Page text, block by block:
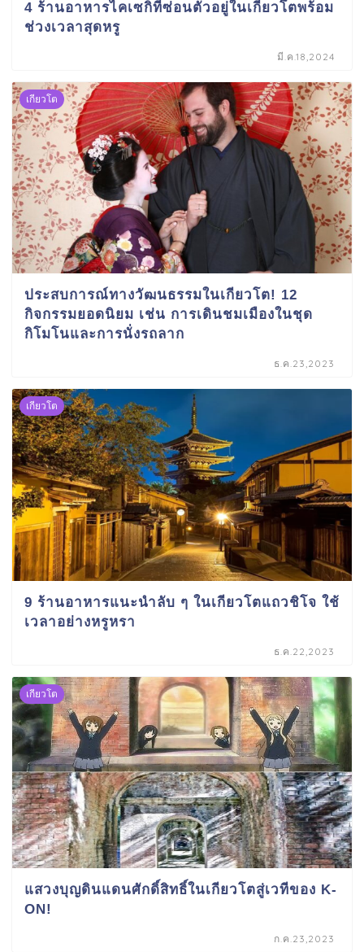
4 ร้านอาหารไคเซกิที่ซ่อนตัวอยู่ในเกียวโตพร้อม
ช่วงเวลาสุดหรู
มี.ค.18,2024
เกียวโต
ประสบการณ์ทางวัฒนธรรมในเกียวโต! 12
กิจกรรมยอดนิยม เช่น การเดินชมเมืองในชุด
กิโมโนและการนั่งรถลาก
ธ.ค.23,2023
เกียวโต
9 ร้านอาหารแนะนำลับ ๆ ในเกียวโตแถวชิโจ ใช้
เวลาอย่างหรูหรา
ธ.ค.22,2023
เกียวโต
แสวงบุญดินแดนศักดิ์สิทธิ์ในเกียวโตสู่เวทีของ K-
ON!
ก.ค.23,2023